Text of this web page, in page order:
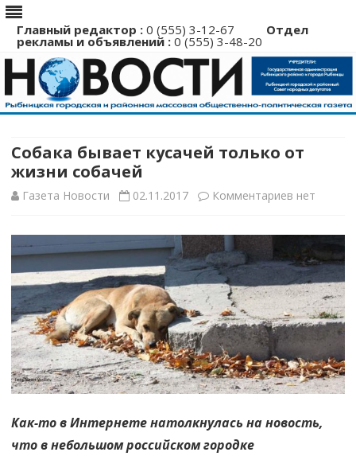
Главный редактор : 0 (555) 3-12-67 Отдел
рекламы и объявлений : 0 (555) 3-48-20
Перейти
содержимому
Собака бывает кусачей только от
жизни собачей
Газета Новости 02.11.2017 Комментариев к
Собака
бывает
кусачей
только
от
жизни
собачей
нет
Как-то в Интернете натолкнулась на новость,
что в небольшом российском городке